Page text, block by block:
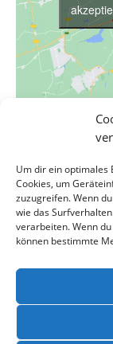
Um dir ein optimales
Cookies, um
zuzugreifen. Wenn
wie das
verarbeiten. Wenn
können bestimmte
Rathaus Sottrum
Am Eichkamp 12
Sottrum,
anzeigen